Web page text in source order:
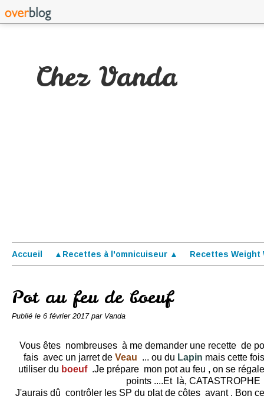
Chez Vanda
Accueil ▲Recettes à l'omnicuiseur ▲ Recettes Weight
Pot au feu de boeuf
Publié le 6 février 2017 par Vanda
Vous êtes nombreuses à me demander une recette de
fais avec un jarret de Veau ... ou du Lapin mais cette
utiliser du boeuf.Je prépare mon pot au feu , on se
points ....Et là, CATASTROPHE
J'aurais dû contrôler les SP du plat de côtes avant . Bon